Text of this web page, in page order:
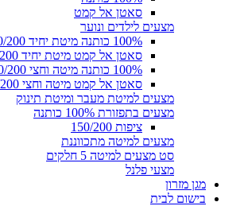
סאטן אל קמט
מצעים לילדים ונוער
100% כותנה מיטת יחיד 90/200
סאטן אל קמט מיטת יחיד 90/200
100% כותנה מיטה וחצי 120/200
סאטן אל קמט מיטה וחצי 120/200
מצעים למיטת מעבר ומיטת תינוק
מצעים בתפזורת 100% כותנה
ציפות 150/200
מצעים למיטה מתכווננת
סט מצעים למיטה 5 חלקים
מצעי פלנל
מגן מזרון
בישום לבית